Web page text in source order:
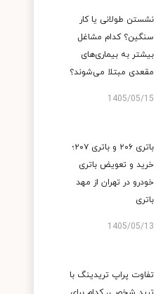
نشستن طولانی یا کار
سنگین؟ کدام مشاغل
بیشتر به بیماری‌های
مقعدی مبتلا می‌شوند؟
1405/05/15
باتری ۲۰۶ و باتری ۲۰۷؛
خرید و تعویض باتری
خودرو در تهران از مهد
باتری
1405/05/13
تفاوت پراپ تریدینگ با